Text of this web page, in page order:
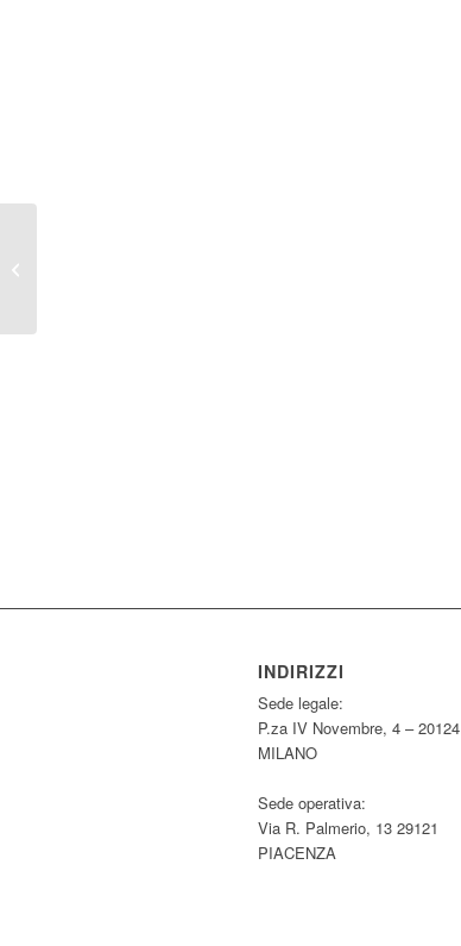
INDIRIZZI
Sede legale:
P.za IV Novembre, 4 – 20124
MILANO
Sede operativa:
Via R. Palmerio, 13 29121
PIACENZA